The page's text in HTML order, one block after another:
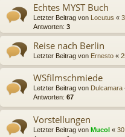
Echtes MYST Buch
Letzter Beitrag von Locutus «
Antworten: 3
Reise nach Berlin
Letzter Beitrag von Ernesto «
WSfilmschmiede
Letzter Beitrag von Dulcamara
Antworten: 67
Vorstellungen
Letzter Beitrag von Mucol «